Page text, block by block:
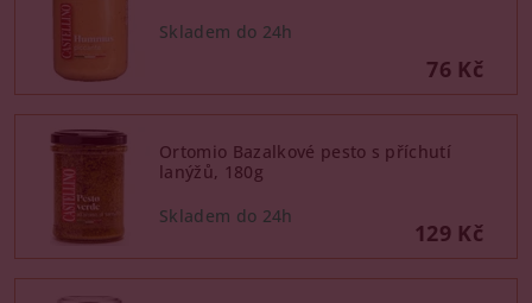
76 Kč
Ortomio Bazalkové pesto s příchutí
lanýžů, 180g
129 Kč